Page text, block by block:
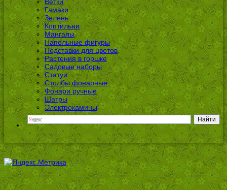
Ветки
Гамаки
Зелень
Коптильни
Мангалы
Напольные фигуры
Подставки для цветов
Растения в горшке
Садовые наборы
Статуи
Столбы фонарные
Фонари ручные
Шатры
Электрокамины